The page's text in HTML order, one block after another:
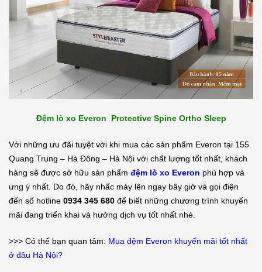
Đệm lò xo Everon Protective Spine Ortho Sleep
Với những ưu đãi tuyệt vời khi mua các sản phẩm Everon tại 155
Quang Trung – Hà Đông – Hà Nội với chất lượng tốt nhất, khách
hàng sẽ được sở hữu sản phẩm đệm lò xo Everon phù hợp và
ưng ý nhất. Do đó, hãy nhấc máy lên ngay bây giờ và gọi điện
đến số hotline 0934 345 680 để biết những chương trình khuyến
mãi đang triển khai và hưởng dịch vụ tốt nhất nhé.
>>> Có thể bạn quan tâm: Mua đệm Everon khuyến mãi tốt nhất
ở đâu Hà Nội?